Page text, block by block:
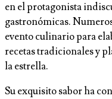
en el protagonista
gastronómicas.
evento culinario para
recetas tradicionales y
la estrella.
Su exquisito sabor ha